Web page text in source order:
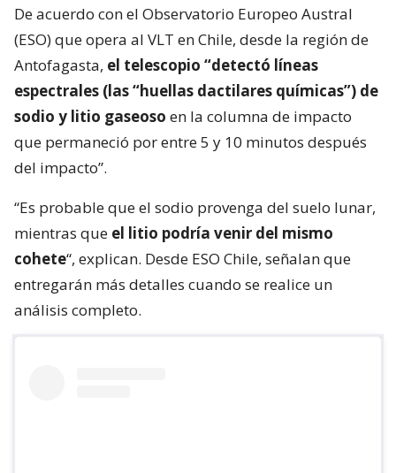
De acuerdo con el Observatorio Europeo Austral
(ESO) que opera al VLT en Chile, desde la región de
Antofagasta, el telescopio “detectó líneas
espectrales (las “huellas dactilares químicas”) de
sodio y litio gaseoso en la columna de impacto
que permaneció por entre 5 y 10 minutos después
del impacto”.
“Es probable que el sodio provenga del suelo lunar,
mientras que el litio podría venir del mismo
cohete“, explican. Desde ESO Chile, señalan que
entregarán más detalles cuando se realice un
análisis completo.